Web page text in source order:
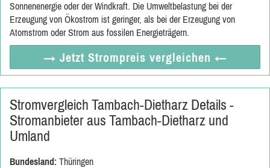
Sonnenenergie oder der Windkraft. Die Umweltbelastung bei der
Erzeugung von Ökostrom ist geringer, als bei der Erzeugung von
Atomstrom oder Strom aus fossilen Energieträgern.
→ Jetzt Strompreis vergleichen ←
Stromvergleich Tambach-Dietharz Details -
Stromanbieter aus Tambach-Dietharz und
Umland
Bundesland: Thüringen